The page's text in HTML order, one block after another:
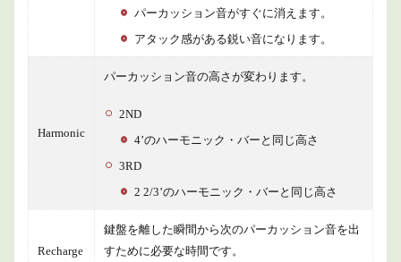
パーカッション音がすぐに消えます。
アタック感がある鋭い音になります。
Harmonic
パーカッション音の高さが変わります。
2ND
4’のハーモニック・バーと同じ高さ
3RD
2 2/3’のハーモニック・バーと同じ高さ
Recharge
鍵盤を離した瞬間から次のパーカッション音を出
すために必要な時間です。